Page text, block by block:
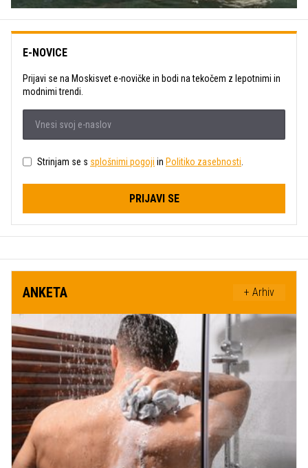
E-NOVICE
Prijavi se na Moskisvet e-novičke in bodi na tekočem z lepotnimi in
modnimi trendi.
Strinjam se s splošnimi pogoji in Politiko zasebnosti
PRIJAVI SE
ANKETA + Arhiv